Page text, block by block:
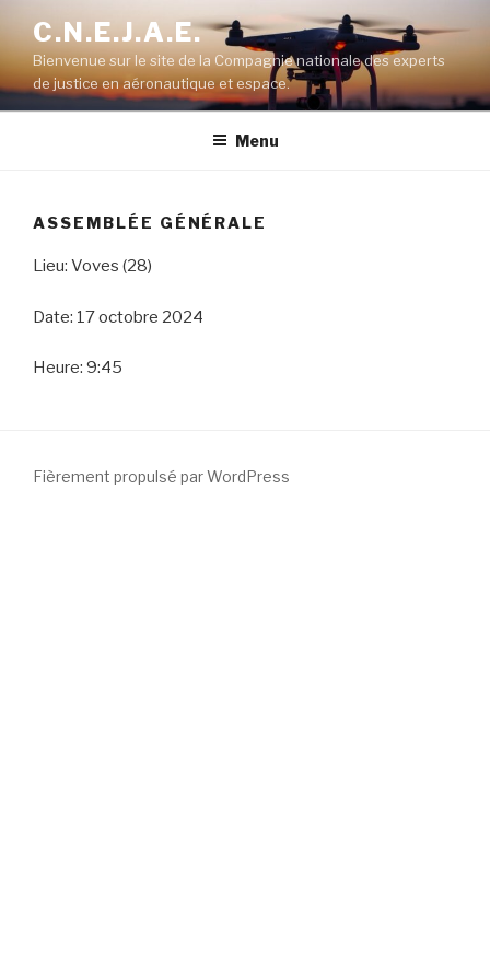
au
contenu
principal
C.N.E.J.A.E.
Bienvenue sur le site de la Compagnie nationale des experts
de justice en aéronautique et espace.
Menu
ASSEMBLÉE GÉNÉRALE
Lieu: Voves (28)
Date: 17 octobre 2024
Heure: 9:45
Fièrement propulsé par WordPress